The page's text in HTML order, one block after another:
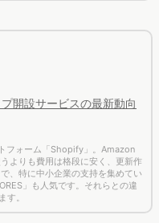
心を集めたのが「あつまれ どう
開設サービスの最新動向
フォーム「Shopify」。Amazon
よりも費用は格段に安く、更新作
、特に中小企業の支持を集めてい